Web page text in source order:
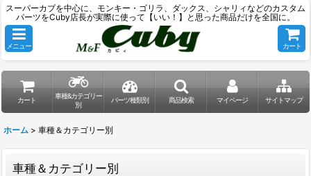
スーパーカブを中心に、モンキー・ゴリラ、ダックス、シャリィなどのカスタム
パーツをCuby店長が実際に使って【いい！】と思った商品だけを全国に。
メニュー カート
カート
車種&カテゴリー
別
パーツ種類別 商品検索 マイページ サイトマップ
ホーム > 車種＆カテゴリー別
車種＆カテゴリー別